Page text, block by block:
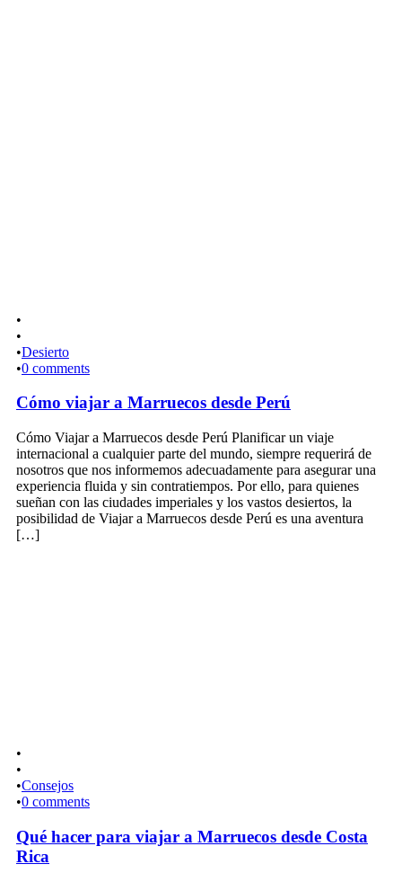
•
•
•Desierto
•0 comments
Cómo viajar a Marruecos desde Perú
Cómo Viajar a Marruecos desde Perú Planificar un viaje
internacional a cualquier parte del mundo, siempre requerirá de
nosotros que nos informemos adecuadamente para asegurar una
experiencia fluida y sin contratiempos. Por ello, para quienes
sueñan con las ciudades imperiales y los vastos desiertos, la
posibilidad de Viajar a Marruecos desde Perú es una aventura
[…]
•
•
•Consejos
•0 comments
Qué hacer para viajar a Marruecos desde Costa
Rica